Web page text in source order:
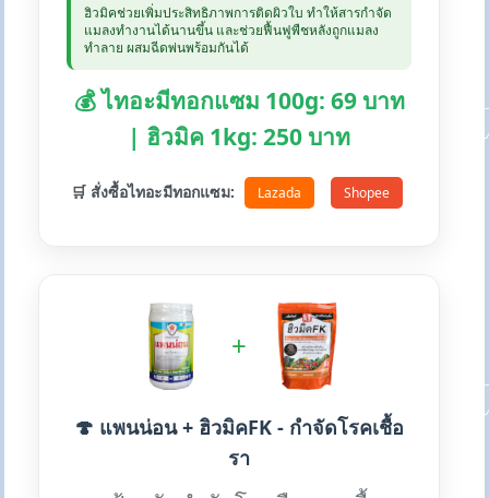
ฮิวมิคช่วยเพิ่มประสิทธิภาพการติดผิวใบ ทำให้สารกำจัด
แมลงทำงานได้นานขึ้น และช่วยฟื้นฟูพืชหลังถูกแมลง
ทำลาย ผสมฉีดพ่นพร้อมกันได้
💰 ไทอะมีทอกแซม 100g: 69 บาท
| ฮิวมิค 1kg: 250 บาท
🛒 สั่งซื้อไทอะมีทอกแซม: Lazada Shopee
+
🍄 แพนน่อน + ฮิวมิคFK - กำจัดโรคเชื้อ
รา